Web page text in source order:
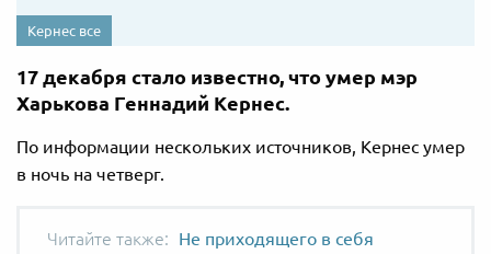
Кернес все
17 декабря стало известно, что умер мэр
Харькова Геннадий Кернес.
По информации нескольких источников, Кернес умер
в ночь на четверг.
Не приходящего в себя